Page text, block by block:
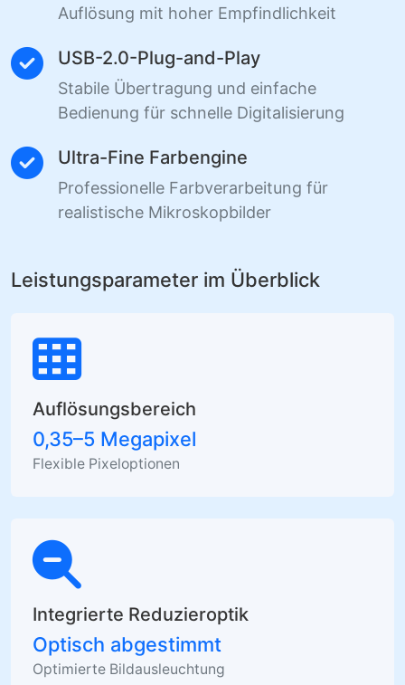
Auflösung mit hoher Empfindlichkeit
USB-2.0-Plug-and-Play
Stabile Übertragung und einfache
Bedienung für schnelle Digitalisierung
Ultra-Fine Farbengine
Professionelle Farbverarbeitung für
realistische Mikroskopbilder
Leistungsparameter im Überblick
Auflösungsbereich
0,35–5 Megapixel
Flexible Pixeloptionen
Integrierte Reduzieroptik
Optisch abgestimmt
Optimierte Bildausleuchtung